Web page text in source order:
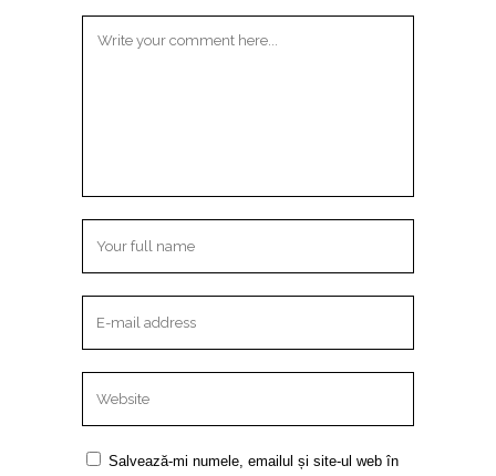
Salvează-mi numele, emailul și site-ul web în